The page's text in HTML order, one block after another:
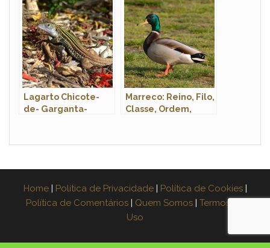
Como Criar com
Segurança
Lagarto Chicote-
de- Garganta-
Fotos
Marreco: Reino, Filo,
Classe, Ordem,
Home | Política de Privacidade | Política de Cookies |
Política de Comentários | Quem Somos | Termos de
Uso